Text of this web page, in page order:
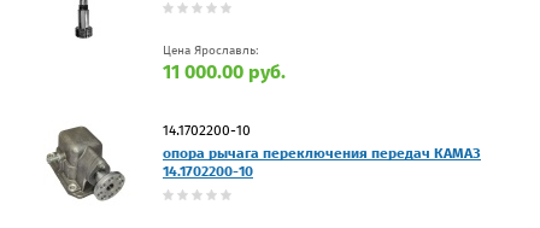
Цена Ярославль:
11 000.00 руб.
14.1702200-10
опора рычага переключения передач КАМАЗ
14.1702200-10